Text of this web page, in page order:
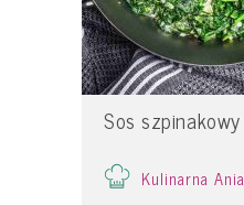
Sos szpinakowy
Kulinarna Ania